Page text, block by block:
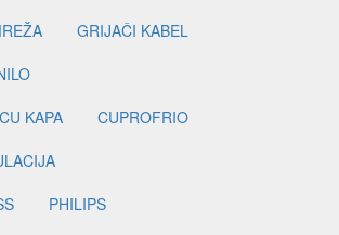
GRIJAČI KABEL
CU KAPA
CUPROFRIO
PHILIPS